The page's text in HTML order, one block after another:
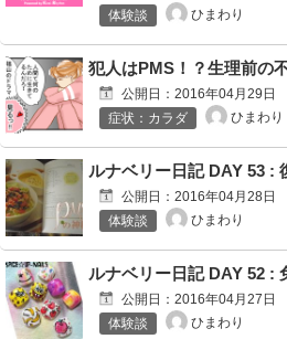
体験談
ひまわり
犯人はPMS！？生理前の
公開日： 2016年04月29日
症状：カラダ
ひまわり
ルナベリー日記 DAY 53 :
公開日： 2016年04月28日
体験談
ひまわり
ルナベリー日記 DAY 52 :
公開日： 2016年04月27日
体験談
ひまわり